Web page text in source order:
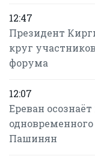
12:47
Президент
круг
форума
12:07
Ереван
Пашинян